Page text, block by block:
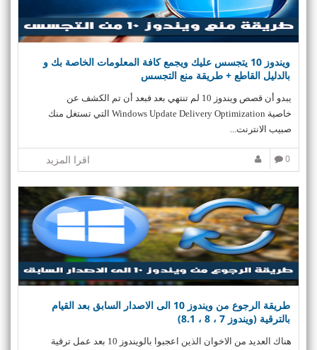
ويندوز 10 يتجسس عليك ويجمع كافة المعلومات الخاصة بك و
بالدليل القاطع + طريقة منع التجسس
يبدو أن قصص ويندوز 10 لم تنتهي بعد فبعد أن تم الكشف عن
خاصية Windows Update Delivery Optimization التي تستغل منك
صبيب الانترنت...
اقرا المزيد 0
طريقة الرجوع من ويندوز 10 الى الاصدار السابق بعد القيام
بالترقية (ويندوز 7 ، 8 ، 8.1)
هناك العديد من الاخوان الذين اعجبوا بالويندوز 10 بعد عمل ترقية